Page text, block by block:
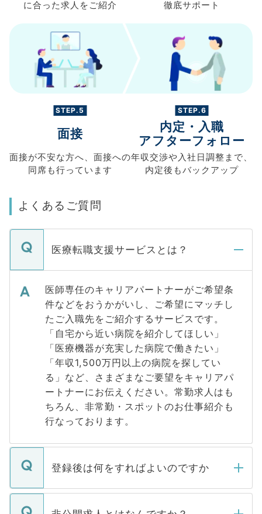
に合った求人を ご紹介
徹底サポート
STEP.5
面接
面接が不安な方へ、 面接への
同席も行っています
STEP.6
内定・入職
アフターフォロー
年収交渉や入社日調整まで、
内定後もバックアップ
よくあるご質問
医療転職支援サービスとは？
医師専任のキャリアパートナーがご希望条
件などをおうかがいし、ご希望にマッチし
たご入職先をご紹介するサービスです。
「自宅から近い病院を紹介してほしい」
「医療機器が充実した病院で働きたい」
「年収1,500万円以上の病院を探してい
る」など、さまざまなご要望をキャリアパ
ートナーにお伝えください。常勤求人はも
ちろん、非常勤・スポットのお仕事紹介も
行なっております。
登録後は何をすればよいのですか
ご登録いただきましたら、弊社担当者がご
登録内容を確認し、その後メールもしくは